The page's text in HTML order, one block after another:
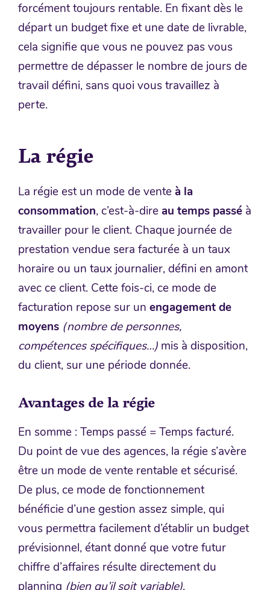
forcément toujours rentable. En fixant dès le
départ un budget fixe et une date de livrable,
cela signifie que vous ne pouvez pas vous
permettre de dépasser le nombre de jours de
travail défini, sans quoi vous travaillez à
perte.
La régie
La régie est un mode de vente à la
consommation, c’est-à-dire au temps passé à
travailler pour le client. Chaque journée de
prestation vendue sera facturée à un taux
horaire ou un taux journalier, défini en amont
avec ce client. Cette fois-ci, ce mode de
facturation repose sur unengagement de
moyens (nombre de personnes,
compétences spécifiques…) mis à disposition,
du client, sur une période donnée.
Avantages de la régie
En somme : Temps passé = Temps facturé.
Du point de vue des agences, la régie s’avère
être un mode de vente rentable et sécurisé.
De plus, ce mode de fonctionnement
bénéficie d’une gestion assez simple, qui
vous permettra facilement d’établir un budget
prévisionnel, étant donné que votre futur
chiffre d’affaires résulte directement du
planning (bien qu’il soit variable).